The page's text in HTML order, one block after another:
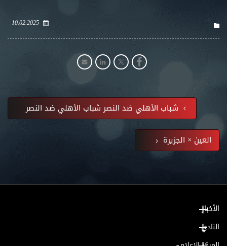
10.02.2025
شباب الأهلي ضد النصر شباب الأهلي ضد النصر
العين × الجزيرة
الأخبار
النادي